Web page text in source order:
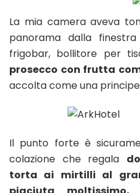
La mia camera aveva
panorama dalla
frigobar, bollitore per
prosecco con frutta
accolta come una
Il punto forte è
colazione che regala
torta ai mirtilli al